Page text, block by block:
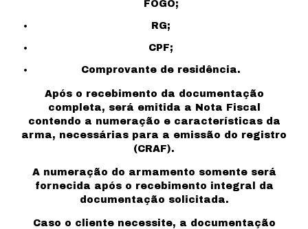
FOGO;
RG;
CPF;
Comprovante de residência.
Após o recebimento da documentação
completa, será emitida a Nota Fiscal
contendo a numeração e características da
arma, necessárias para a emissão do registro
(CRAF).
A numeração do armamento somente será
fornecida após o recebimento integral da
documentação solicitada.
Caso o cliente necessite, a documentação